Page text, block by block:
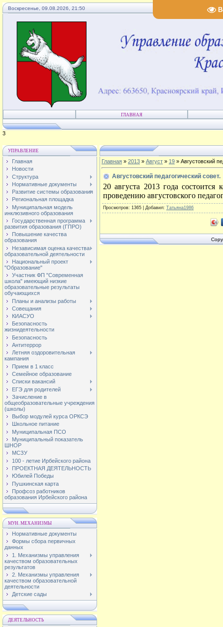
Воскресенье, 09.08.2026, 21:50
ГЛАВНАЯ
4
УПРАВЛЕНИЕ
Главная
Новости
Структура
Нормативные документы
Развитие системы образования
Региональная площадка
Муниципальная модель
инклюзивного образования
Государственная программа
развития образования (ГПРО)
Повышение качества
образования
Независимая оценка качества
образовательной деятельности
Национальный проект
"Образование"
Участник ФП "Современная
школа" имеющий низкие
образовательные результаты
обучающихся
Планы и анализы работы
Совещания
КИАСУО
Безопасность
жизнидеятельности
Безопасность
Антитеррор
Летняя оздоровительная
кампания
Прием в 1 класс
Семейное образование
Списки вакансий
ЕГЭ для родителей
Зачисление в
общеобразовательные учреждения
(школы)
Выбор модулей курса ОРКСЭ
Школьное питание
Муниципальная ПСО
Муниципальный показатель
ШНОР
МСЗУ
100 - летие Ирбейского района
ПРОЕКТНАЯ ДЕЯТЕЛЬНОСТЬ
Юбилей Победы
Пушкинская карта
Профсоз работников
образования Ирбейского района
МУН. МЕХАНИЗМЫ
Нормативные документы
Формы сбора первичных
данных
1. Механизмы управления
качеством образовательных
результатов
2. Механизмы управления
качеством образовательной
деятельности
Детские сады
ДЕЯТЕЛЬНОСТЬ
Главная » 2013 » Август » 19 » Августовский
Августовский педагогический совет.
20 августа 2013 года состоится
проведению августовского
Просмотров: 1365 | Добавил: Татьяна1986